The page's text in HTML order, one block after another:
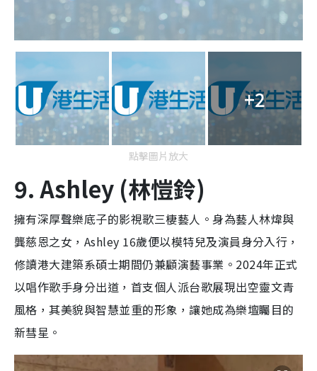
+2
點擊圖片放大
9. Ashley (林愷鈴)
擁有深厚聲樂底子的影視歌三棲藝人。身為藝人林煒與
龔慈恩之女，Ashley 16歲便以模特兒及演員身分入行，
修讀港大建築系碩士期間仍兼顧演藝事業。2024年正式
以唱作歌手身分出道，首支個人派台歌展現出空靈文青
風格，其美貌與智慧並重的形象，讓她成為樂壇矚目的
新彗星。